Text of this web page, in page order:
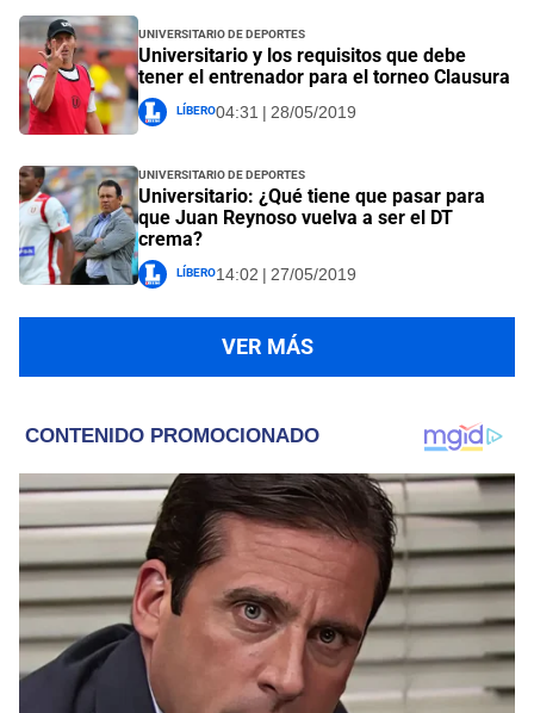
Universitario de Deportes
Universitario y los requisitos que debe
tener el entrenador para el torneo Clausura
Líbero04:31 | 28/05/2019
Universitario de Deportes
Universitario: ¿Qué tiene que pasar para
que Juan Reynoso vuelva a ser el DT
crema?
Líbero14:02 | 27/05/2019
VER MÁS